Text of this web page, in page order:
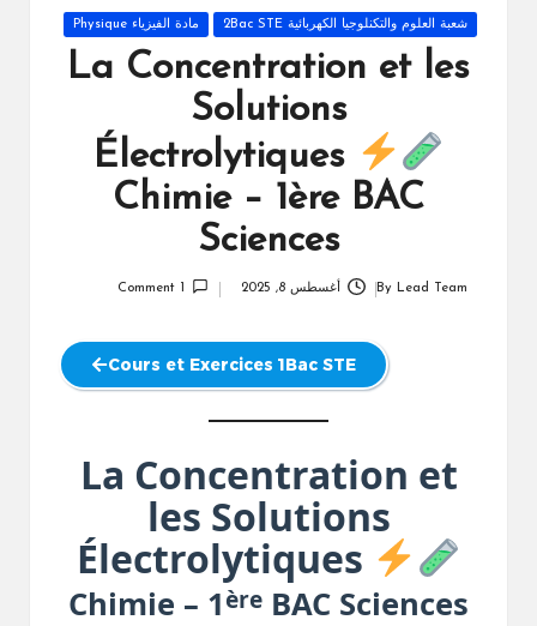
Posted
شعبة العلوم والتكنلوجيا الكهربائية 2Bac STE مادة الفيزياء Physique
La Concentration et les
Solutions
Électrolytiques
Chimie – 1ère BAC
Sciences
ByLead Team أغسطس 8, 2025 1 Comment
Cours et Exercices 1Bac STE
La Concentration et
les Solutions
Électrolytiques
Chimie – 1ère BAC Sciences